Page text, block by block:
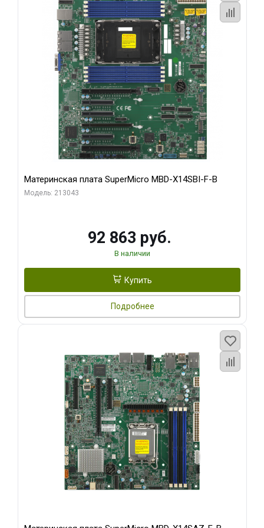
Материнская плата SuperMicro MBD-X14SBI-F-B
Модель: 213043
92 863 руб.
В наличии
Купить
Подробнее